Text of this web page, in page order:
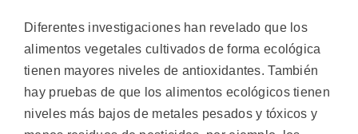
Diferentes investigaciones han revelado que los
alimentos vegetales cultivados de forma ecológica
tienen mayores niveles de antioxidantes. También
hay pruebas de que los alimentos ecológicos tienen
niveles más bajos de metales pesados y tóxicos y